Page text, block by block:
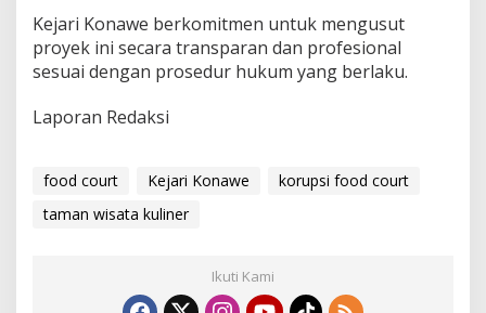
F
o
o
t
e
a
Kejari Konawe berkomitmen untuk mengusut
proyek ini secara transparan dan profesional
sesuai dengan prosedur hukum yang berlaku.
Laporan Redaksi
food court Kejari Konawe
korupsi food court
taman wisata kuliner
Ikuti Kami